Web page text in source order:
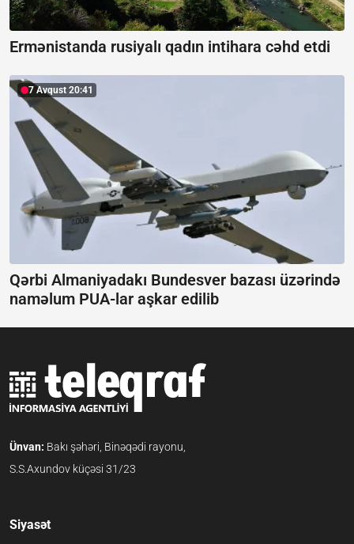
Ermənistanda rusiyalı qadın intihara cəhd etdi
7 Avqust 20:41
Qərbi Almaniyadakı Bundesver bazası üzərində
naməlum PUA-lar aşkar edilib
Ünvan: Bakı şəhəri, Binəqədi rayonu,
S.S.Axundov küçəsi 31/23
Siyasət